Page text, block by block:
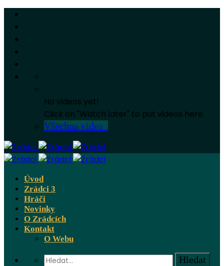
No videos yet!
Click on "Watch later" to put videos here
Všechna videa
Úvod
Zrádci 3
Hráči
Novinky
O Zrádcích
Kontakt
O Webu